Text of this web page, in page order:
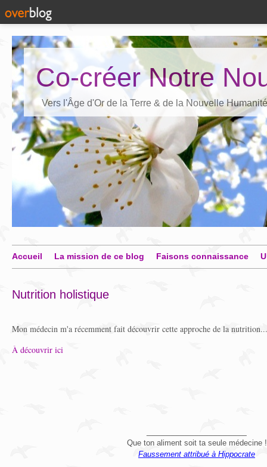
Co-créer Notre
Vers l'Âge d'Or de la Terre & de la Nouvelle Humanité
Accueil La mission de ce blog Faisons connaissance
Nutrition holistique
Mon médecin m'a récemment fait découvrir cette approche de la
À découvrir ici
Que ton aliment soit ta seule médecine !
Faussement attribué à Hippocrate